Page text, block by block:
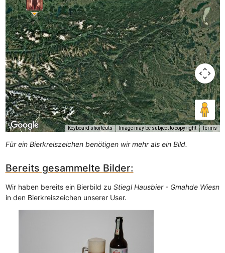
Keyboard shortcuts Image may be subject to copyright Terms
Für ein Bierkreiszeichen benötigen wir mehr als ein Bild.
Bereits gesammelte Bilder:
Wir haben bereits ein Bierbild zu Stiegl Hausbier - Gmahde Wiesn
in den Bierkreiszeichen unserer User.